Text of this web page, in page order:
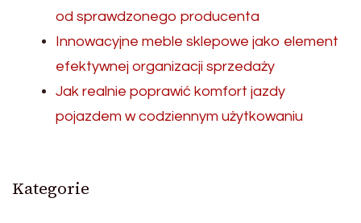
od sprawdzonego producenta
Innowacyjne meble sklepowe jako element
efektywnej organizacji sprzedaży
Jak realnie poprawić komfort jazdy
pojazdem w codziennym użytkowaniu
Kategorie